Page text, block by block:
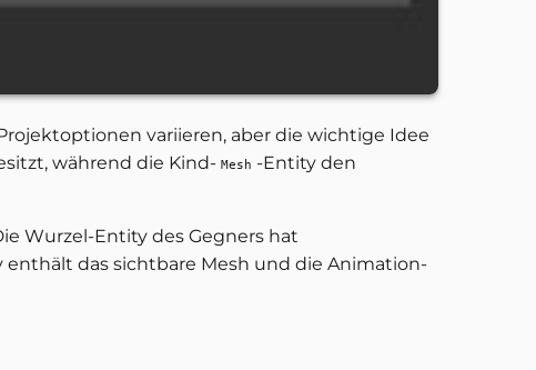
variieren, aber die wichtige Idee
während die Kind- Mesh -Entity den
Wurzel-Entity des Gegners hat
enthält das sichtbare Mesh und die Animation-